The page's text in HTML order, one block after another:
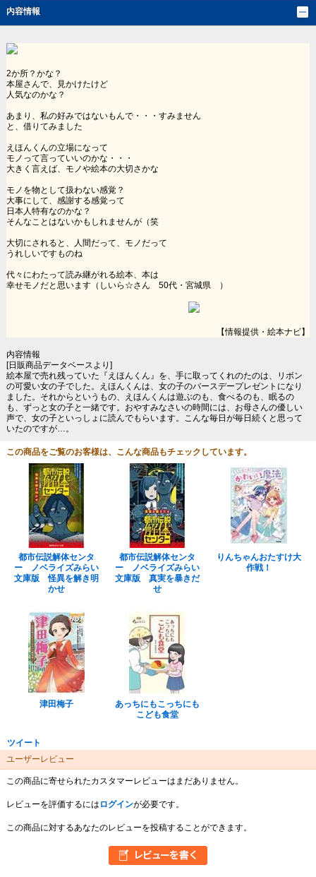
内容情報
2か所？かな？
本屋さんで、見かけたけど
人気なのかな？
あまり、私の好みではないもんで・・・すみません
と、借りてみました
えほんくんの立場になって
モノって言っていいのかな・・・
大きく言えば、モノや絵本の大切さかな
モノを物として扱わない感覚？
大事にして、感謝する感覚って
日本人特有なのかな？
そんなことはないかもしれませんが（笑
大切にされると、人間だって、モノだって
うれしいですものね
代々にわたって読み継がれる絵本、本は
幸せモノだと思います（しいら☆さん 50代・宮城県 ）
【情報提供・絵本ナビ】
内容情報
[日販商品データベースより]
絵本屋で売れ残っていた『えほんくん』を、手に取ってくれのたのは、リボン
の可愛い女の子でした。えほんくんは、女の子のバースデープレゼントになり
ました。それからというもの、えほんくんは遊ぶのも、食べるのも、眠るの
も、ずっと女の子と一緒です。おやすみなさいの時間には、お母さんの優しい
声で、女の子といっしょに読んでもらいます。こんな毎日が毎日続くと思って
いたのですが…。
この商品をご覧のお客様は、こんな商品もチェックしています。
都市伝説解体センタ
ー ノベライズみらい
文庫版 怪異を解き明
かせ
都市伝説解体センタ
ー ノベライズみらい
文庫版 真実を暴きだ
せ
りんちゃんおたすけ大
作戦！
津田梅子
あっちにもこっちにも
こども食堂
ツイート
ユーザーレビュー
この商品に寄せられたカスタマーレビューはまだありません。
レビューを評価するには ログインが必要です。
この商品に対するあなたのレビューを投稿することができます。